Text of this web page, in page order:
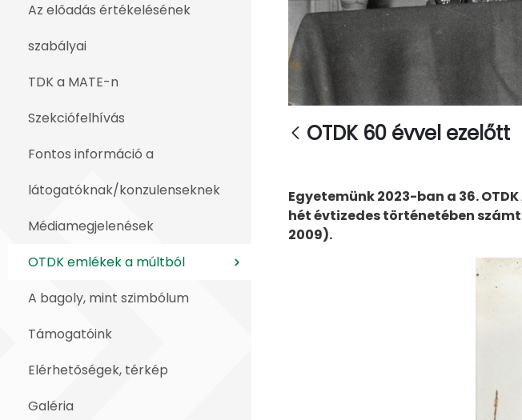
Az előadás értékelésének
szabályai
TDK a MATE-n
Szekciófelhívás
Fontos információ a
látogatóknak/konzulenseknek
Médiamegjelenések
OTDK emlékek a múltból
A bagoly, mint szimbólum
Támogatóink
Elérhetőségek, térkép
Galéria
OTDK 60 évvel ezelőtt
Egyetemünk 2023-ban a 36.
hét évtizedes történetében
2009).